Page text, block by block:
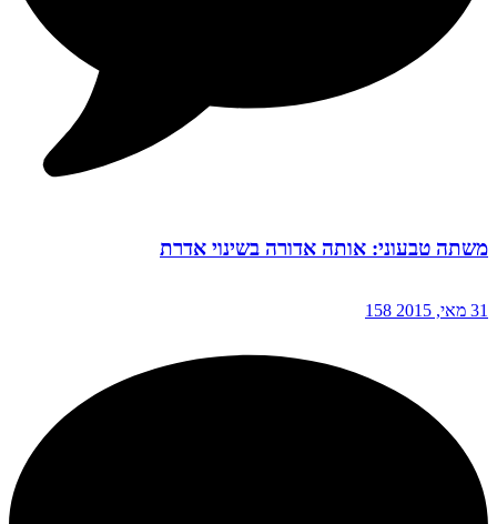
משתה טבעוני: אותה אדורה בשינוי אדרת
31 מאי, 2015 158